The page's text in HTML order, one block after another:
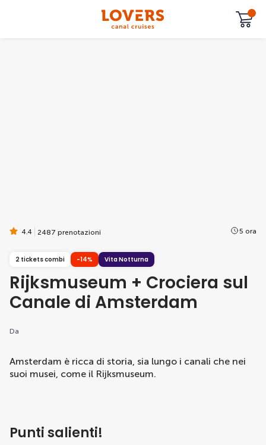
4.4 2487 prenotazioni 5 ora
2 tickets combi -14% Vita Notturna
Rijksmuseum + Crociera sul
Canale di Amsterdam
Da
Amsterdam è ricca di storia, sia lungo i canali che nei
suoi musei, come il Rijksmuseum.
Punti salienti!